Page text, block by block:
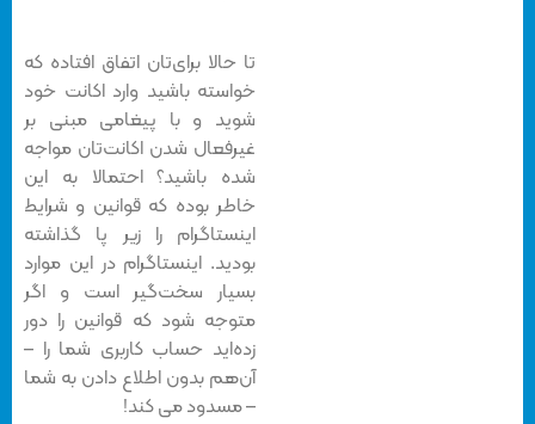
تا حالا برای‌تان اتفاق افتاده که
خواسته باشید وارد اکانت خود
شوید و با پیغامی مبنی بر
غیرفعال شدن اکانت‌تان مواجه
شده باشید؟ احتمالا به این
خاطر بوده که قوانین و شرایط
اینستاگرام را زیر پا گذاشته
بودید. اینستاگرام در این موارد
بسیار سخت‌گیر است و اگر
متوجه شود که قوانین را دور
زده‌اید حساب کاربری شما را –
آن‌هم بدون اطلاع دادن به شما
– مسدود می کند!